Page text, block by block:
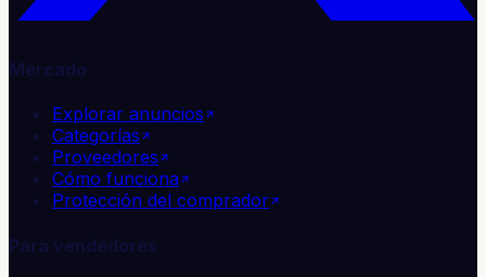
Mercado
Explorar anuncios
Categorías
Proveedores
Cómo funciona
Protección del comprador
Para vendedores